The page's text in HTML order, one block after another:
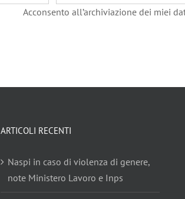
Acconsento all’archiviazione dei miei
ARTICOLI RECENTI
Naspi in caso di violenza di genere,
note Ministero Lavoro e Inps